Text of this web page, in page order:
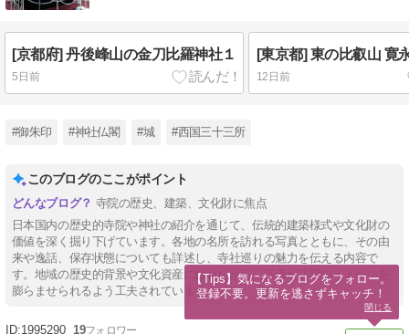
[京都府] 丹後峰山の金刀比羅神社１
5日前
[東京都] 東の比叡山 寛
12日前
#御朱印 #神社仏閣 #城 #西国三十三所
このブログのここがポイント
寺院の歴史、建築、文化財に焦点
日本国内の歴史的寺院や神社の紹介を通じて、伝統的建築様式や文化財の
価値を深く掘り下げています。各地の名所を訪れる写真とともに、その由
来や逸話、保存状態についても詳述し、寺社巡りの魅力を伝える内容で
す。地域の歴史的背景や文化資産に触れながら、読者が訪問のイメージを
膨らませられるよう工夫されています。
1995290 19
【Tips】気になるブログをフォロー。
登録不要。更新を逃さずキャッチ！
閉じる